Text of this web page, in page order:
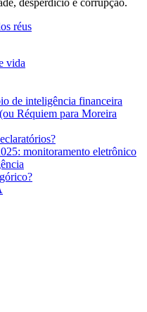
réus
vida
de inteligência financeira
Réquiem para Moreira
monitoramento eletrônico